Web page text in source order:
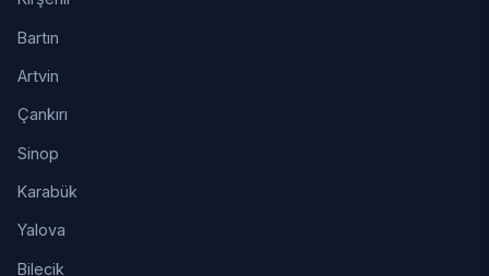
Bartın
Artvin
Çankırı
Sinop
Karabük
Yalova
Bilecik